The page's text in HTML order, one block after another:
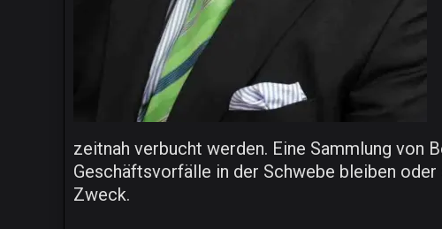
zeitnah verbucht werden. Eine Sammlung von
Geschäftsvorfälle in der Schwebe bleiben
Zweck.